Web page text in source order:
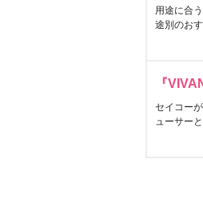
用途に合
途別のお
『
セイコー
ューサー